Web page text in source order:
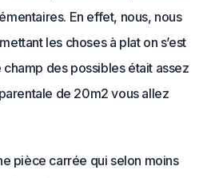
En effet, nous, nous
les choses à plat on s’est
des possibles était assez
de 20m2 vous allez
pièce carrée qui selon moins